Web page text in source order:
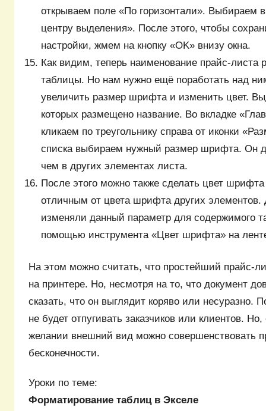
открываем поле «По горизонтали». Выбираем
центру выделения». После этого, чтобы
настройки, жмем на кнопку «OK» внизу окна.
Как видим, теперь наименование прайс-листа
таблицы. Но нам нужно ещё поработать над
увеличить размер шрифта и изменить цвет.
которых размещено название. Во вкладке
кликаем по треугольнику справа от иконки
списка выбираем нужный размер шрифта. Он
чем в других элементах листа.
После этого можно также сделать цвет
отличным от цвета шрифта других элементов.
изменяли данный параметр для содержимого
помощью инструмента «Цвет шрифта» на
На этом можно считать, что простейший прайс-
на принтере. Но, несмотря на то, что документ
сказать, что он выглядит коряво или несуразно.
не будет отпугивать заказчиков или клиентов.
желании внешний вид можно совершенствовать
бесконечности.
Уроки по теме:
Форматирование таблиц в Экселе